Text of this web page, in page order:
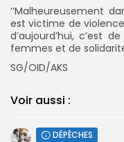
‘’Malheureusement
est victime de
d’aujourd’hui, c’est
femmes et de
SG/OID/AKS
Voir aussi :
DÉPÊCHES